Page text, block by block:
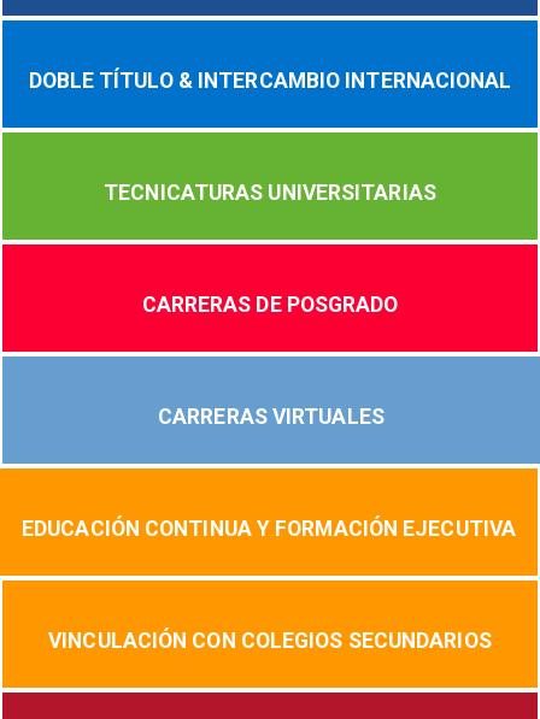
DOBLE TÍTULO & INTERCAMBIO INTERNACIONAL
TECNICATURAS UNIVERSITARIAS
CARRERAS DE POSGRADO
CARRERAS VIRTUALES
EDUCACIÓN CONTINUA Y FORMACIÓN EJECUTIVA
VINCULACIÓN CON COLEGIOS SECUNDARIOS